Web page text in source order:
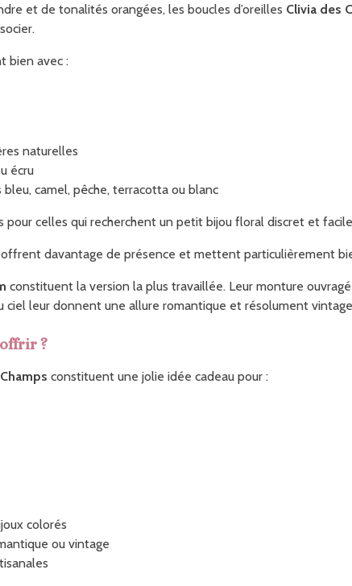
et de tonalités orangées, les boucles d’oreilles Clivia des
bien avec :
naturelles
écru
camel, pêche, terracotta ou blanc
pour celles qui recherchent un petit bijou floral discret et
offrent davantage de présence et mettent particulièrement
constituent la version la plus travaillée. Leur monture
leur donnent une allure romantique et résolument
?
constituent une jolie idée cadeau pour :
colorés
ou vintage